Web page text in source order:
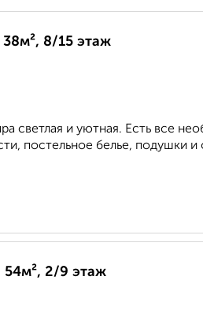
8/15 этаж
светлая и уютная. Есть все
постельное белье, подушки и
54м², 2/9 этаж